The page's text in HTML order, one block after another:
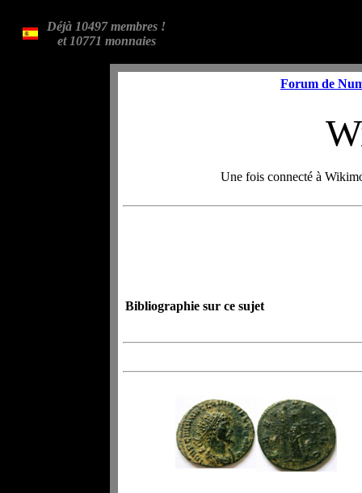
Déjà 10497 membres !
et 10771 monnaies
Forum de
Une fois connecté à
Bibliographie sur ce sujet